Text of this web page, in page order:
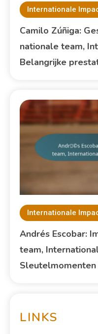
Internationale
Camilo Zúñiga:
nationale team,
Belangrijke
Internationale
Andrés Escobar:
team,
Sleutelmomenten
LINKS